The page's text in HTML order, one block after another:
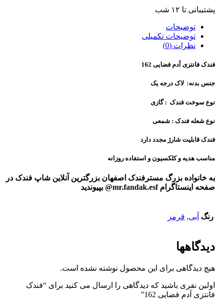
پشتیبانی تا ۱۲ شب
توضیحات
توضیحات تکمیلی
نظرات (0)
فندک فانتزی آدم فضایی 162
جنس بدنه: لاک درجه یک
نوع سوخت فندک : گازی
نوع شعله فندک : شمعی
فندک قابلیت شارژ مجدد دارد
مناسب هدیه و کلکسیون و استفاده روزانه
به خانواده بزرگ مسترفندک اصفهان بزرگترین آنلاین شاپ فندک در
صفحه اینستاگرام mr.fandak.esf@ بپیوندید
رنگ آبی, قرمز
دیدگاهها
هیچ دیدگاهی برای این محصول نوشته نشده است.
اولین نفری باشید که دیدگاهی را ارسال می کنید برای “فندک
فانتزی آدم فضایی 162”